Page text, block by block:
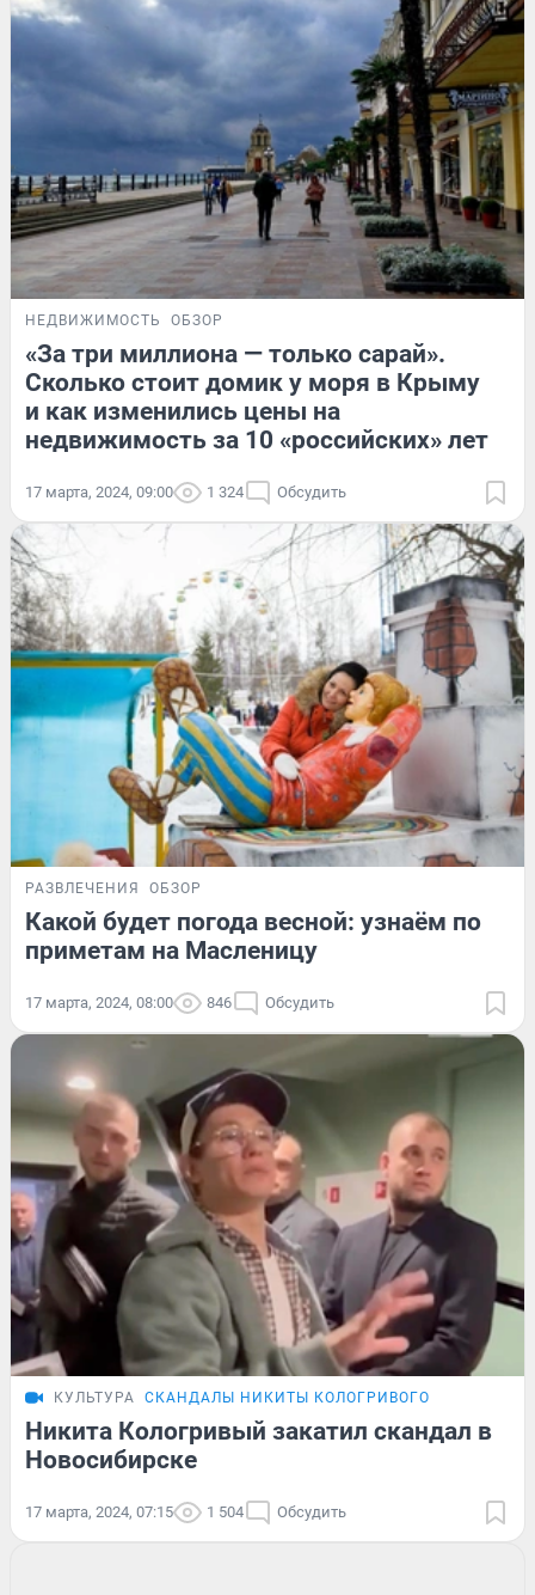
НЕДВИЖИМОСТЬ ОБЗОР
«За три миллиона — только сарай».
Сколько стоит домик у моря в Крыму
и как изменились цены на
недвижимость за 10 «российских» лет
17 марта, 2024, 09:00 1 324 Обсудить
РАЗВЛЕЧЕНИЯ ОБЗОР
Какой будет погода весной: узнаём по
приметам на Масленицу
17 марта, 2024, 08:00 846 Обсудить
КУЛЬТУРА СКАНДАЛЫ НИКИТЫ КОЛОГРИВОГО
Никита Кологривый закатил скандал в
Новосибирске
17 марта, 2024, 07:15 1 504 Обсудить